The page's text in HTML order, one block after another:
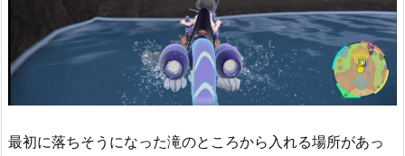
最初に落ちそうになった滝のところから入れる場所があっ